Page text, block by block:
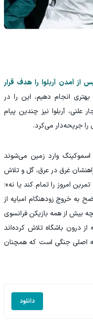
از آمدن آربلوا را هدف قرار
انجام دهیم، این را در
علنی، آربلوا نیز چندین پیام
را جریحه‌دار می‌کرد.
اسموکینگ وارد زمین می‌شوند
غرق در عرق، گل و تلاش
امروز را تمام کند یا نه»؛
به خروج زودهنگام امباپه از
بیش از همه بازیکن فرانسوی
درون باشگاه تلاش کرده‌اند
اصلی جنگی است که همچنان
دانلود